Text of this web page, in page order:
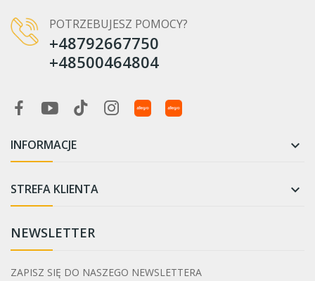
POTRZEBUJESZ POMOCY?
+48792667750
+48500464804
INFORMACJE 
STREFA KLIENTA 
NEWSLETTER
ZAPISZ SIĘ DO NASZEGO NEWSLETTERA